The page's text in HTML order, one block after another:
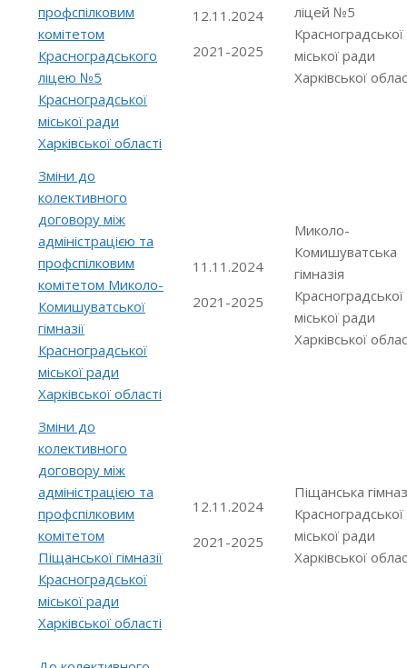
профспілковим
комітетом
Красноградського
ліцею №5
Красноградської
міської ради
Харківської області
12.11.2024
2021-2025
ліцей №5
Красноградської
міської ради
Харківської
Зміни до
колективного
договору між
адміністрацією та
профспілковим
комітетом Миколо-
Комишуватської
гімназії
Красноградської
міської ради
Харківської області
11.11.2024
2021-2025
Миколо-
Комишуватська
гімназія
Красноградської
міської ради
Харківської
Зміни до
колективного
договору між
адміністрацією та
профспілковим
комітетом
Піщанської гімназії
Красноградської
міської ради
Харківської області
12.11.2024
2021-2025
Піщанська
Красноградської
міської ради
Харківської